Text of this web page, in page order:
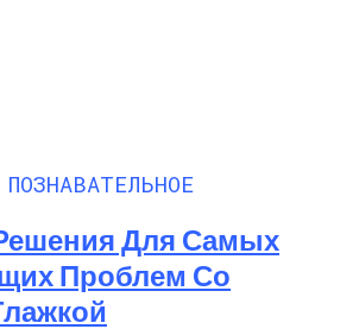
Для Самых
Проблем Со